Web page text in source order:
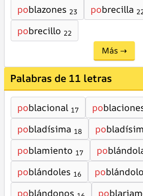
poblazones 23 pobrecilla
pobrecillo 22
Más →
Palabras de 11 letras
poblacional 17 po
pobladísima 18 po
poblamiento 17 po
poblándoles 16 po
poblándonos po